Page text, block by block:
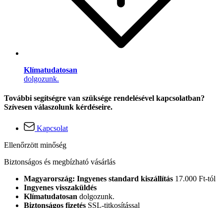
Klímatudatosan
dolgozunk.
További segítségre van szüksége rendelésével kapcsolatban?
Szívesen válaszolunk kérdéseire.
Kapcsolat
Ellenőrzött minőség
Biztonságos és megbízható vásárlás
Magyarország: Ingyenes standard kiszállítás 17.000 Ft-tól
Ingyenes visszaküldés
Klímatudatosan dolgozunk.
Biztonságos fizetés SSL-titkosítással